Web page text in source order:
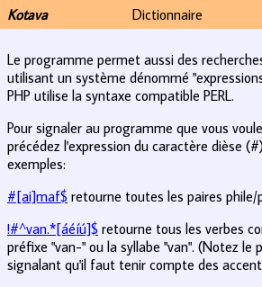
Kotava Dictionnaire
Le programme permet aussi des
utilisant un système dénommé
PHP utilise la syntaxe compatible PERL.
Pour signaler au programme que vous
précédez l'expression du caractère dièse
exemples:
#[ai]maf$ retourne toutes les paires phile/
!#^van.*[áéíú]$ retourne tous les verbes
préfixe "van-" ou la syllabe "van". (Notez le
signalant qu'il faut tenir compte des